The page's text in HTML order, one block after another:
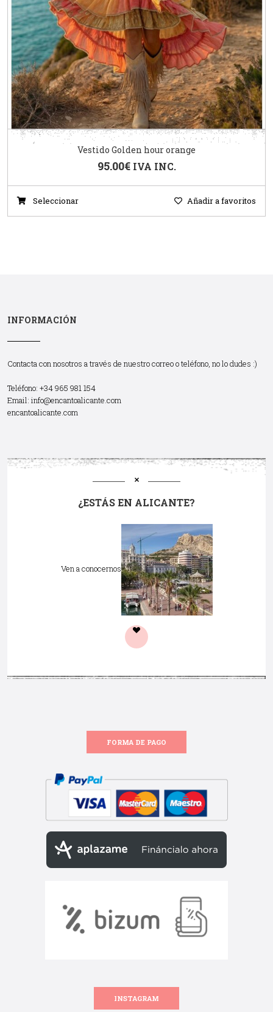
Vestido Golden hour orange
95.00€ IVA INC.
Seleccionar Añadir a favoritos
INFORMACIÓN
Contacta con nosotros a través de nuestro correo o teléfono, no lo dudes :)
Teléfono: +34 965 981 154
Email: info@encantoalicante.com
encantoalicante.com
¿ESTÁS EN ALICANTE?
Ven a conocernos
FORMA DE PAGO
INSTAGRAM